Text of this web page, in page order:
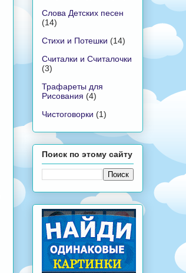
Слова Детских песен
(14)
Стихи и Потешки (14)
Считалки и Считалочки
(3)
Трафареты для
Рисования (4)
Чистоговорки (1)
Поиск по этому сайту